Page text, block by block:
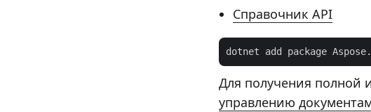
Справочник API
dotnet add package
Для получения полной
управлению